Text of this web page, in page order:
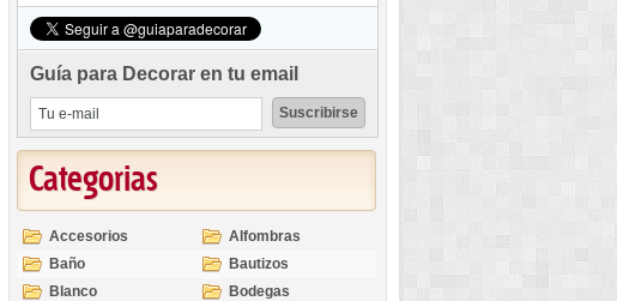
Guía para Decorar en tu email
Categorias
Accesorios
Alfombras
Baño
Bautizos
Blanco
Bodegas